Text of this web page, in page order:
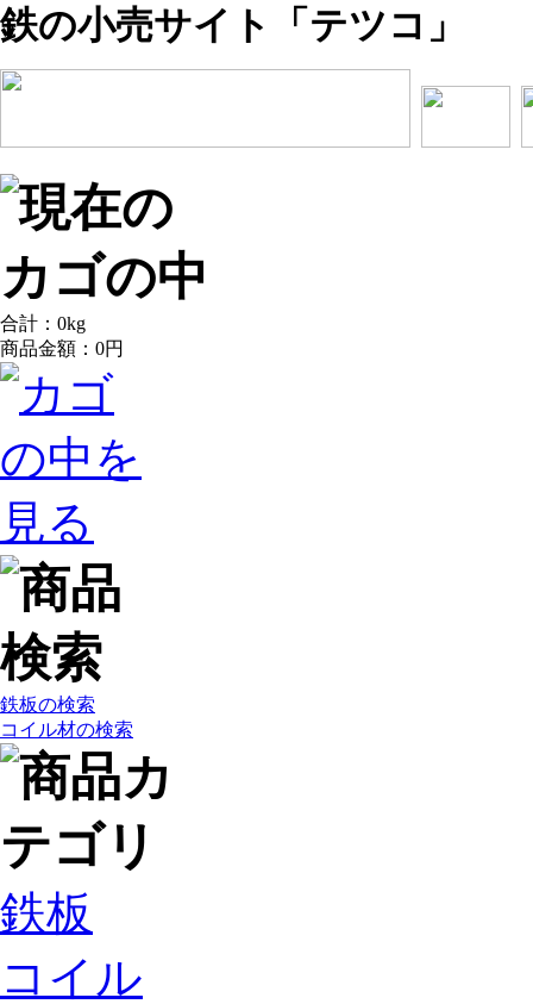
鉄の小売サイト「テツコ」
合計： 0kg
商品金額： 0円
鉄板の検索
コイル材の検索
鉄板
コイル